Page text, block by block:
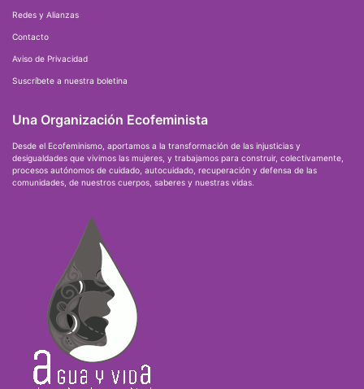
Redes y Alianzas
Contacto
Aviso de Privacidad
Suscríbete a nuestra boletina
Una Organización Ecofeminista
Desde el Ecofeminismo, aportamos a la transformación de las injusticias y
desigualdades que vivimos las mujeres, y trabajamos para construir, colectivamente,
procesos autónomos de cuidado, autocuidado, recuperación y defensa de las
comunidades, de nuestros cuerpos, saberes y nuestras vidas.